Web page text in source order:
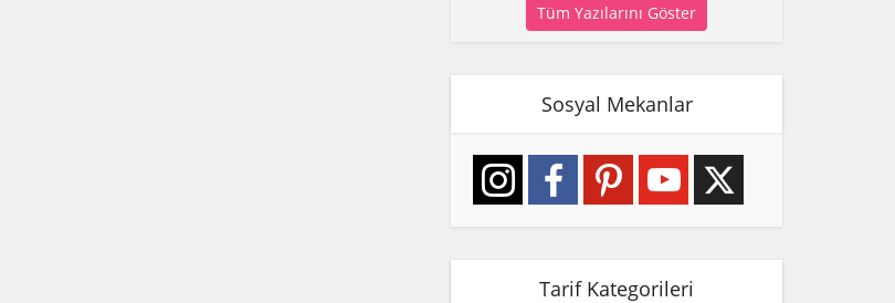
Tüm Yazılarını Göster
Sosyal Mekanlar
Tarif Kategorileri